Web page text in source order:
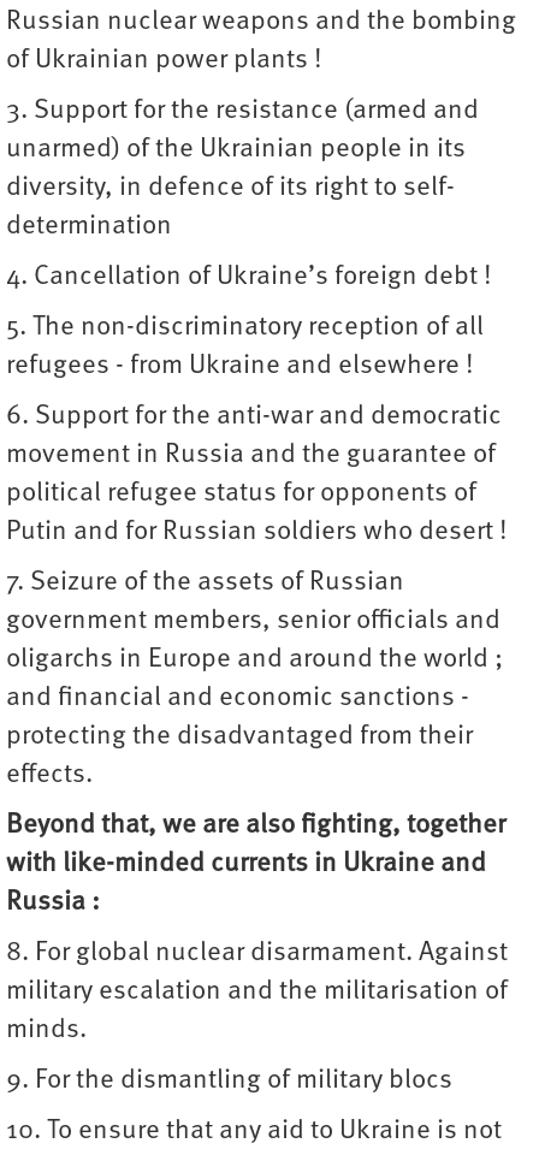
Russian nuclear weapons and the bombing
of Ukrainian power plants !
3. Support for the resistance (armed and
unarmed) of the Ukrainian people in its
diversity, in defence of its right to self-
determination
4. Cancellation of Ukraine’s foreign debt !
5. The non-discriminatory reception of all
refugees - from Ukraine and elsewhere !
6. Support for the anti-war and democratic
movement in Russia and the guarantee of
political refugee status for opponents of
Putin and for Russian soldiers who desert !
7. Seizure of the assets of Russian
government members, senior officials and
oligarchs in Europe and around the world ;
and financial and economic sanctions -
protecting the disadvantaged from their
effects.
Beyond that, we are also fighting, together
with like-minded currents in Ukraine and
Russia :
8. For global nuclear disarmament. Against
military escalation and the militarisation of
minds.
9. For the dismantling of military blocs
10. To ensure that any aid to Ukraine is not